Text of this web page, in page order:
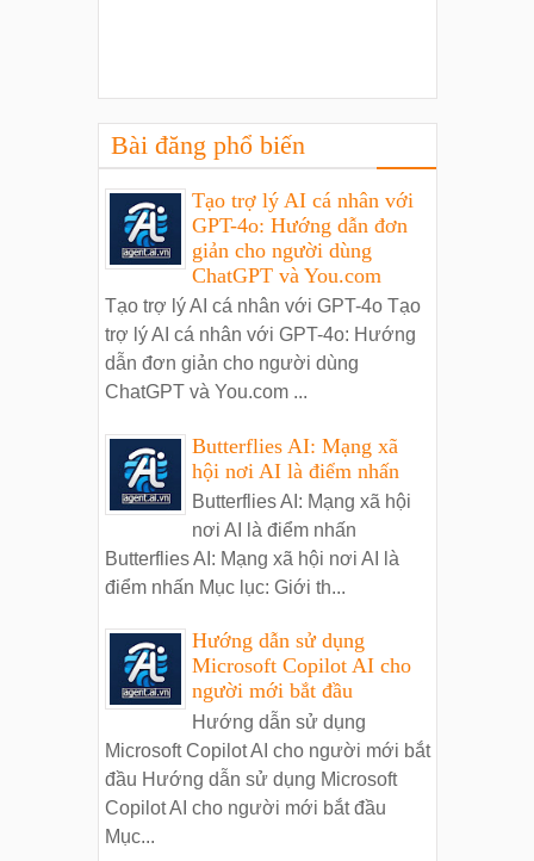
Bài đăng phổ biến
Tạo trợ lý AI cá nhân với
GPT-4o: Hướng dẫn đơn
giản cho người dùng
ChatGPT và You.com
Tạo trợ lý AI cá nhân với GPT-4o Tạo
trợ lý AI cá nhân với GPT-4o: Hướng
dẫn đơn giản cho người dùng
ChatGPT và You.com ...
Butterflies AI: Mạng xã
hội nơi AI là điểm nhấn
Butterflies AI: Mạng xã hội
nơi AI là điểm nhấn
Butterflies AI: Mạng xã hội nơi AI là
điểm nhấn Mục lục: Giới th...
Hướng dẫn sử dụng
Microsoft Copilot AI cho
người mới bắt đầu
Hướng dẫn sử dụng
Microsoft Copilot AI cho người mới bắt
đầu Hướng dẫn sử dụng Microsoft
Copilot AI cho người mới bắt đầu
Mục...